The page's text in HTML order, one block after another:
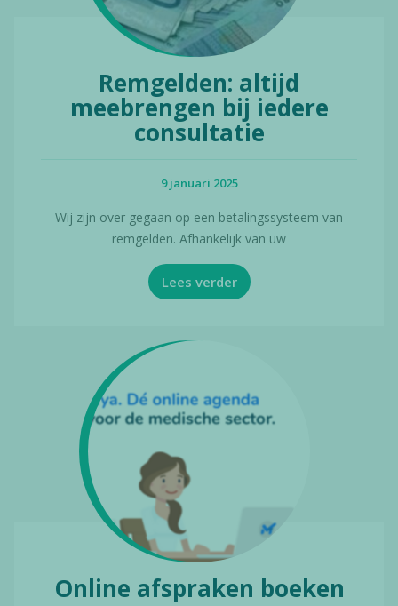
Remgelden: altijd
meebrengen bij iedere
consultatie
9 januari 2025
Wij zijn over gegaan op een betalingssysteem van
remgelden. Afhankelijk van uw
Lees verder
Online afspraken boeken